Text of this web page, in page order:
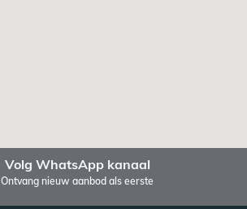
Volg WhatsApp kanaal
Ontvang nieuw aanbod als eerste